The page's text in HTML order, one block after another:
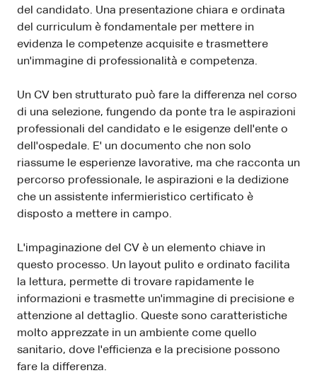
del candidato. Una presentazione chiara e ordinata
del curriculum è fondamentale per mettere in
evidenza le competenze acquisite e trasmettere
un'immagine di professionalità e competenza.
Un CV ben strutturato può fare la differenza nel corso
di una selezione, fungendo da ponte tra le aspirazioni
professionali del candidato e le esigenze dell'ente o
dell'ospedale. E' un documento che non solo
riassume le esperienze lavorative, ma che racconta un
percorso professionale, le aspirazioni e la dedizione
che un assistente infermieristico certificato è
disposto a mettere in campo.
L'impaginazione del CV è un elemento chiave in
questo processo. Un layout pulito e ordinato facilita
la lettura, permette di trovare rapidamente le
informazioni e trasmette un'immagine di precisione e
attenzione al dettaglio. Queste sono caratteristiche
molto apprezzate in un ambiente come quello
sanitario, dove l'efficienza e la precisione possono
fare la differenza.